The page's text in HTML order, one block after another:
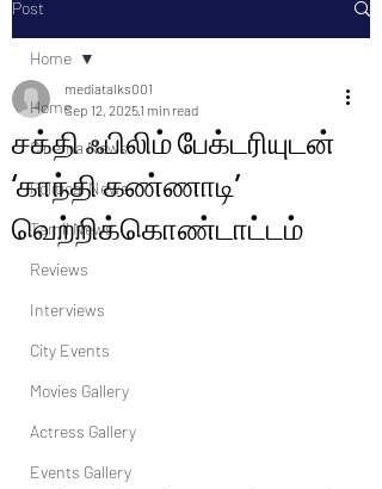
Post
Home
Cinema News
Political News
Tamil News
Reviews
Interviews
City Events
Movies Gallery
Actress Gallery
Events Gallery
Home
சக்தி ஃபிலிம் பேக்டரியுடன்
‘காந்தி கண்ணாடி’
வெற்றிக்கொண்டாட்டம்
mediatalks001
Sep 12, 20251 min read